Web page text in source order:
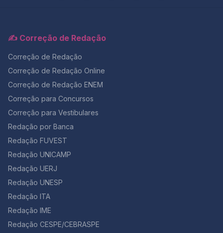
✍️ Correção de Redação
Correção de Redação
Correção de Redação Online
Correção de Redação ENEM
Correção para Concursos
Correção para Vestibulares
Redação por Banca
Redação FUVEST
Redação UNICAMP
Redação UERJ
Redação UNESP
Redação ITA
Redação IME
Redação CESPE/CEBRASPE